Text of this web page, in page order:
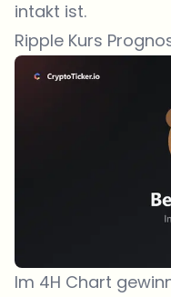
intakt ist.
Ripple Kurs
Im 4H Chart